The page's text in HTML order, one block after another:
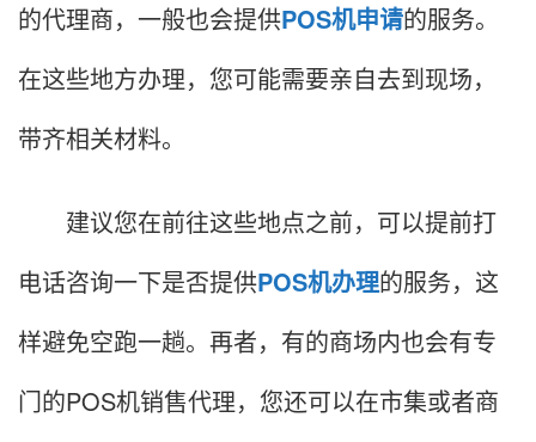
的代理商，一般也会提供POS机申请的服务。
在这些地方办理，您可能需要亲自去到现场，
带齐相关材料。
建议您在前往这些地点之前，可以提前打
电话咨询一下是否提供POS机办理的服务，这
样避免空跑一趟。再者，有的商场内也会有专
门的POS机销售代理，您还可以在市集或者商